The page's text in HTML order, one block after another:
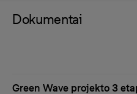
Dokumentai
Green Wave projekto 3